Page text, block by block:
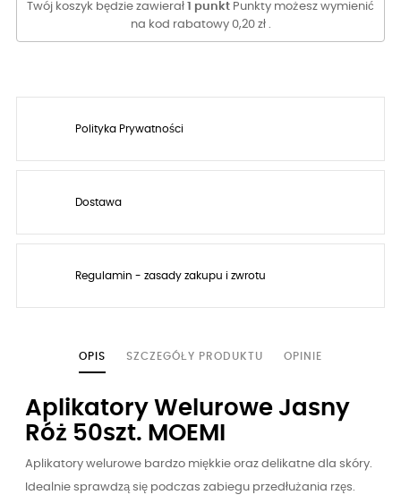
Twój koszyk będzie zawierał
punkt Punkty możesz wymienić
na kod rabatowy 0,20 zł.
Polityka Prywatności
Dostawa
Regulamin - zasady zakupu i zwrotu
OPIS SZCZEGÓŁY PRODUKTU OPINIE
Aplikatory Welurowe Jasny
Róż 50szt. MOEMI
Aplikatory welurowe bardzo miękkie oraz delikatne dla skóry.
Idealnie sprawdzą się podczas zabiegu przedłużania rzęs.